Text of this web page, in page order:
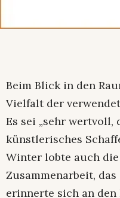
Beim Blick in den
Vielfalt der
Es sei „sehr wertvoll,
künstlerisches
Winter lobte auch
Zusammenarbeit,
erinnerte sich an den